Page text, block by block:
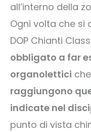
all’interno della
Ogni volta che si
DOP Chianti
obbligato a far
organolettici
raggiungono
indicate nel
punto di vista